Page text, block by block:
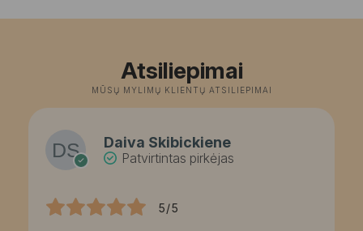
Atsiliepimai
MŪSŲ MYLIMŲ KLIENTŲ ATSILIEPIMAI
Daiva Skibickiene
Patvirtintas pirkėjas
5/5